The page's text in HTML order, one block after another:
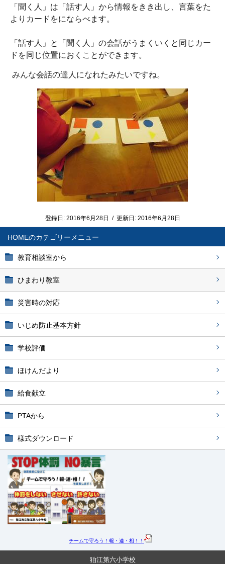
HOME
教育相談室から
ひまわり教室
災害時の対応
いじめ防止基本方針
学校評価
ほけんだより
給食献立
PTAから
様式ダウンロード
チームで守ろう！ 報・連・相！！
「聞く人」は「話す人」から情報をきき出し、言葉をた
よりカードをにならべます。
「話す人」と「聞く人」の会話がうまくいくと同じカー
ドを同じ位置におくことができます。
みんな会話の達人になれたみたいですね。
登録日: 2016年6月28日 / 更新日: 2016年6月28日
狛江第六小学校